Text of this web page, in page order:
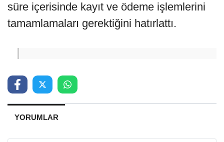
süre içerisinde kayıt ve ödeme işlemlerini
tamamlamaları gerektiğini hatırlattı.
YORUMLAR